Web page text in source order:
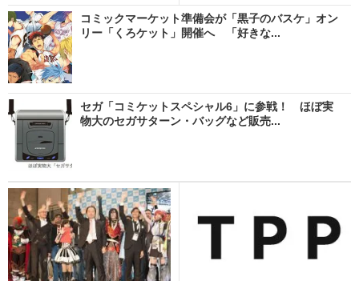
コミックマーケット準備会が「黒子のバスケ」オン
リー「くろケット」開催へ 「好きな...
セガ「コミケットスペシャル6」に参戦！ ほぼ実
物大のセガサターン・バッグなど販売...